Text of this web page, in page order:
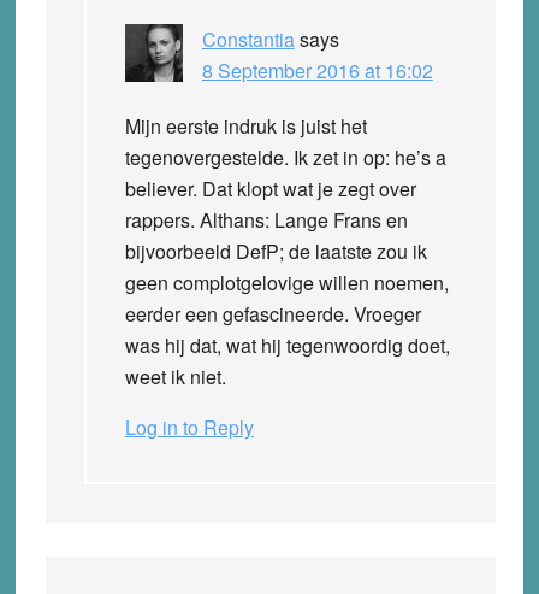
Constantiasays
8 September 2016 at 16:02
Mijn eerste indruk is juist het
tegenovergestelde. Ik zet in op: he’s a
believer. Dat klopt wat je zegt over
rappers. Althans: Lange Frans en
bijvoorbeeld DefP; de laatste zou ik
geen complotgelovige willen noemen,
eerder een gefascineerde. Vroeger
was hij dat, wat hij tegenwoordig doet,
weet ik niet.
Log in to Reply